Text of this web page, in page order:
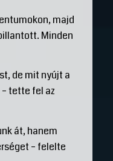
majd
Minden
de mit nyújt a
tette fel az
át, hanem
– felelte